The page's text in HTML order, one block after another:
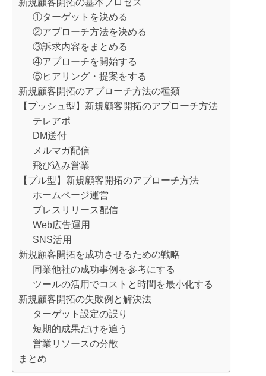
①ターゲットを決める
②アプローチ方法を決める
③訴求内容をまとめる
④アプローチを開始する
⑤ヒアリング・提案をする
新規顧客開拓のアプローチ方法の種類
【プッシュ型】新規顧客開拓のアプローチ方法
テレアポ
DM送付
メルマガ配信
飛び込み営業
【プル型】新規顧客開拓のアプローチ方法
ホームページ運営
プレスリリース配信
Web広告運用
SNS活用
新規顧客開拓を成功させるための戦略
同業他社の成功事例を参考にする
ツールの活用でコストと時間を最小化する
新規顧客開拓の失敗例と解決法
ターゲット設定の誤り
短期的成果だけを追う
営業リソースの分散
まとめ